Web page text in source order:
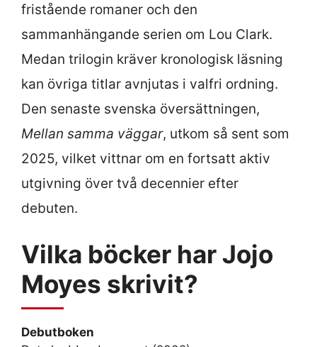
fristående romaner och den
sammanhängande serien om Lou Clark.
Medan trilogin kräver kronologisk läsning
kan övriga titlar avnjutas i valfri ordning.
Den senaste svenska översättningen,
Mellan samma väggar, utkom så sent som
2025, vilket vittnar om en fortsatt aktiv
utgivning över två decennier efter
debuten.
Vilka böcker har Jojo
Moyes skrivit?
Debutboken